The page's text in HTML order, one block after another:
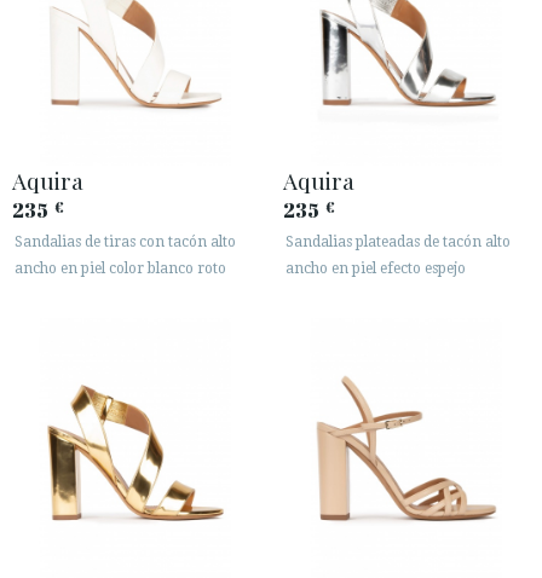
Aquira
235 €
Sandalias de tiras con tacón alto
ancho en piel color blanco roto
Aquira
235 €
Sandalias plateadas de tacón alto
ancho en piel efecto espejo